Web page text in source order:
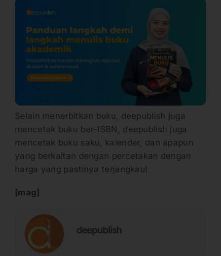
Selain menerbitkan buku, deepublish juga
mencetak buku ber-ISBN, deepublish juga
mencetak buku saku, kalender, dan apapun
yang berkaitan dengan percetakan dengan
harga yang pastinya terjangkau!
[mag]
deepublish